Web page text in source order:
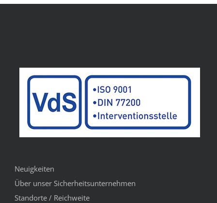
Neuigkeiten
Über unser Sicherheitsunternehmen
Standorte / Reichweite